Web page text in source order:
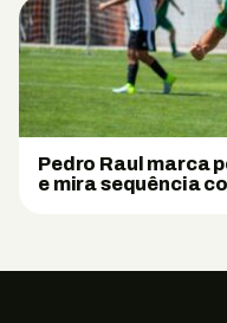
Pedro Raul marca
e mira sequência